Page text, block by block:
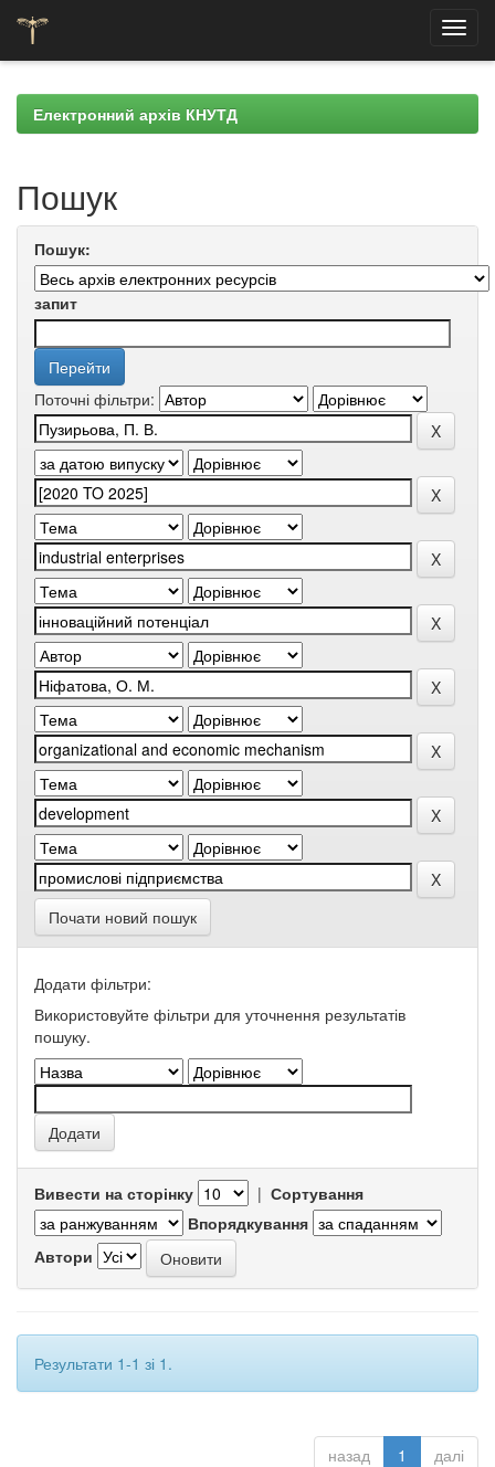
navigationЕлектронний архів КНУТД
Пошук
Пошук:
запит
Поточні фільтри:
Почати новий пошук
Додати фільтри:
Використовуйте фільтри для уточнення результатів
пошуку.
Вивести на сторінку | Сортування
Впорядкування
Автори
Результати 1-1 зі 1.
назад 1 далі